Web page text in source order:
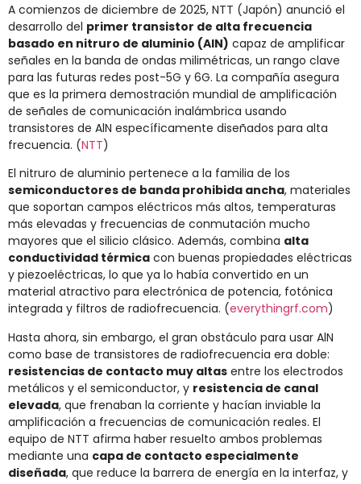
A comienzos de diciembre de 2025, NTT (Japón) anunció el
desarrollo del primer transistor de alta frecuencia
basado en nitruro de aluminio (AlN) capaz de amplificar
señales en la banda de ondas milimétricas, un rango clave
para las futuras redes post-5G y 6G. La compañía asegura
que es la primera demostración mundial de amplificación
de señales de comunicación inalámbrica usando
transistores de AlN específicamente diseñados para alta
frecuencia. (NTT)
El nitruro de aluminio pertenece a la familia de los
semiconductores de banda prohibida ancha, materiales
que soportan campos eléctricos más altos, temperaturas
más elevadas y frecuencias de conmutación mucho
mayores que el silicio clásico. Además, combina alta
conductividad térmica con buenas propiedades eléctricas
y piezoeléctricas, lo que ya lo había convertido en un
material atractivo para electrónica de potencia, fotónica
integrada y filtros de radiofrecuencia. (everythingrf.com)
Hasta ahora, sin embargo, el gran obstáculo para usar AlN
como base de transistores de radiofrecuencia era doble:
resistencias de contacto muy altas entre los electrodos
metálicos y el semiconductor, y resistencia de canal
elevada, que frenaban la corriente y hacían inviable la
amplificación a frecuencias de comunicación reales. El
equipo de NTT afirma haber resuelto ambos problemas
mediante una capa de contacto especialmente
diseñada, que reduce la barrera de energía en la interfaz, y